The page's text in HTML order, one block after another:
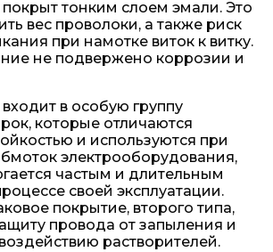
тонким слоем эмали. Это
вес проволоки, а также риск
при намотке виток к витку.
не подвержено коррозии и
в особую группу
которые отличаются
и используются при
электрооборудования,
частым и длительным
своей эксплуатации.
покрытие, второго типа,
провода от запыления и
растворителей.